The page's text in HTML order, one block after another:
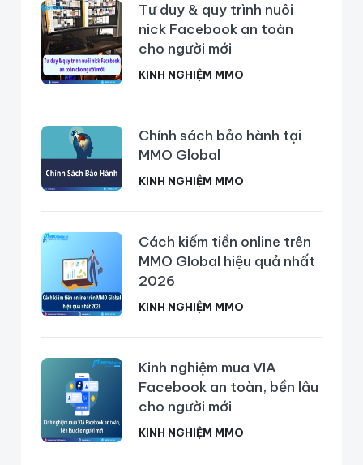
Tư duy & quy trình nuôi
nick Facebook an toàn
cho người mới
KINH NGHIỆM MMO
Chính sách bảo hành tại
MMO Global
KINH NGHIỆM MMO
Cách kiếm tiền online trên
MMO Global hiệu quả nhất
2026
KINH NGHIỆM MMO
Kinh nghiệm mua VIA
Facebook an toàn, bền lâu
cho người mới
KINH NGHIỆM MMO